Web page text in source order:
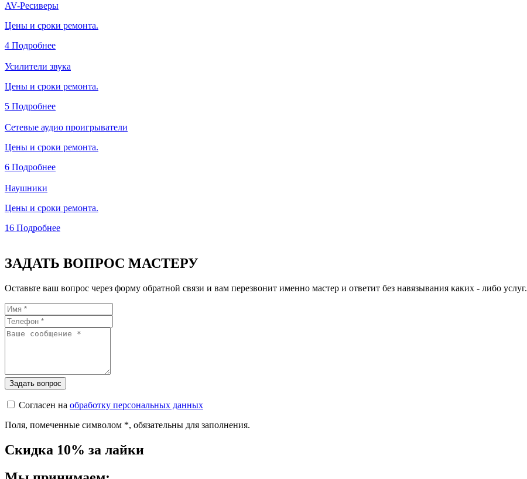
AV-Ресиверы
Цены и сроки ремонта.
4 Подробнее
Усилители звука
Цены и сроки ремонта.
5 Подробнее
Сетевые аудио проигрыватели
Цены и сроки ремонта.
6 Подробнее
Наушники
Цены и сроки ремонта.
16 Подробнее
ЗАДАТЬ ВОПРОС МАСТЕРУ
Оставьте ваш вопрос через форму обратной связи и вам перезвонит именно мастер и ответит без навязывания каких - либо услуг.
Согласен на обработку персональных данных
Поля, помеченные символом *, обязательны для заполнения.
Скидка 10% за лайки